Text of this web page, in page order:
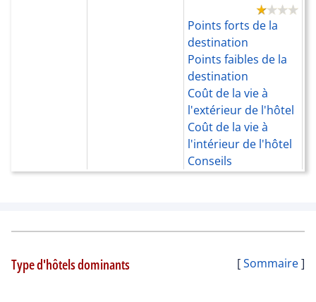
Points forts de la
destination
Points faibles de la
destination
Coût de la vie à
l'extérieur de l'hôtel
Coût de la vie à
l'intérieur de l'hôtel
Conseils
Type d'hôtels dominants [Sommaire]